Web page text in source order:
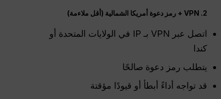
2. VPN + رمز دعوة أمريكا الشمالية (أقل ملاءمة)
اتصل عبر VPN بـ IP في الولايات المتحدة أو
كندا
يتطلب رمز دعوة صالحًا
قد تواجه أداءً أبطأ أو قيودًا مؤقتة